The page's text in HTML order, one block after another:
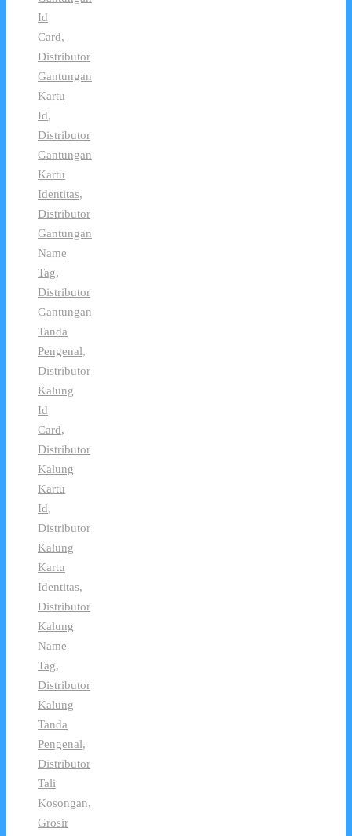
Id
Card,
Distributor
Gantungan
Kartu
Id,
Distributor
Gantungan
Kartu
Identitas,
Distributor
Gantungan
Name
Tag,
Distributor
Gantungan
Tanda
Pengenal,
Distributor
Kalung
Id
Card,
Distributor
Kalung
Kartu
Id,
Distributor
Kalung
Kartu
Identitas,
Distributor
Kalung
Name
Tag,
Distributor
Kalung
Tanda
Pengenal,
Distributor
Tali
Kosongan,
Grosir